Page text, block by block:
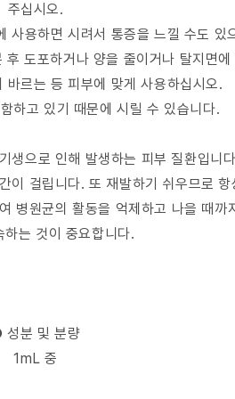
주십시오.
사용하면 시려서 통증을 느낄 수도 있
도포하거나 양을 줄이거나 탈지면에
바르는 등 피부에 맞게 사용하십시오.
하고 있기 때문에 시릴 수 있습니다.
생으로 인해 발생하는 피부 질환입니
이 걸립니다. 또 재발하기 쉬우므로 항
병원균의 활동을 억제하고 나을 때까
하는 것이 중요합니다.
분 및 분량
1mL 중